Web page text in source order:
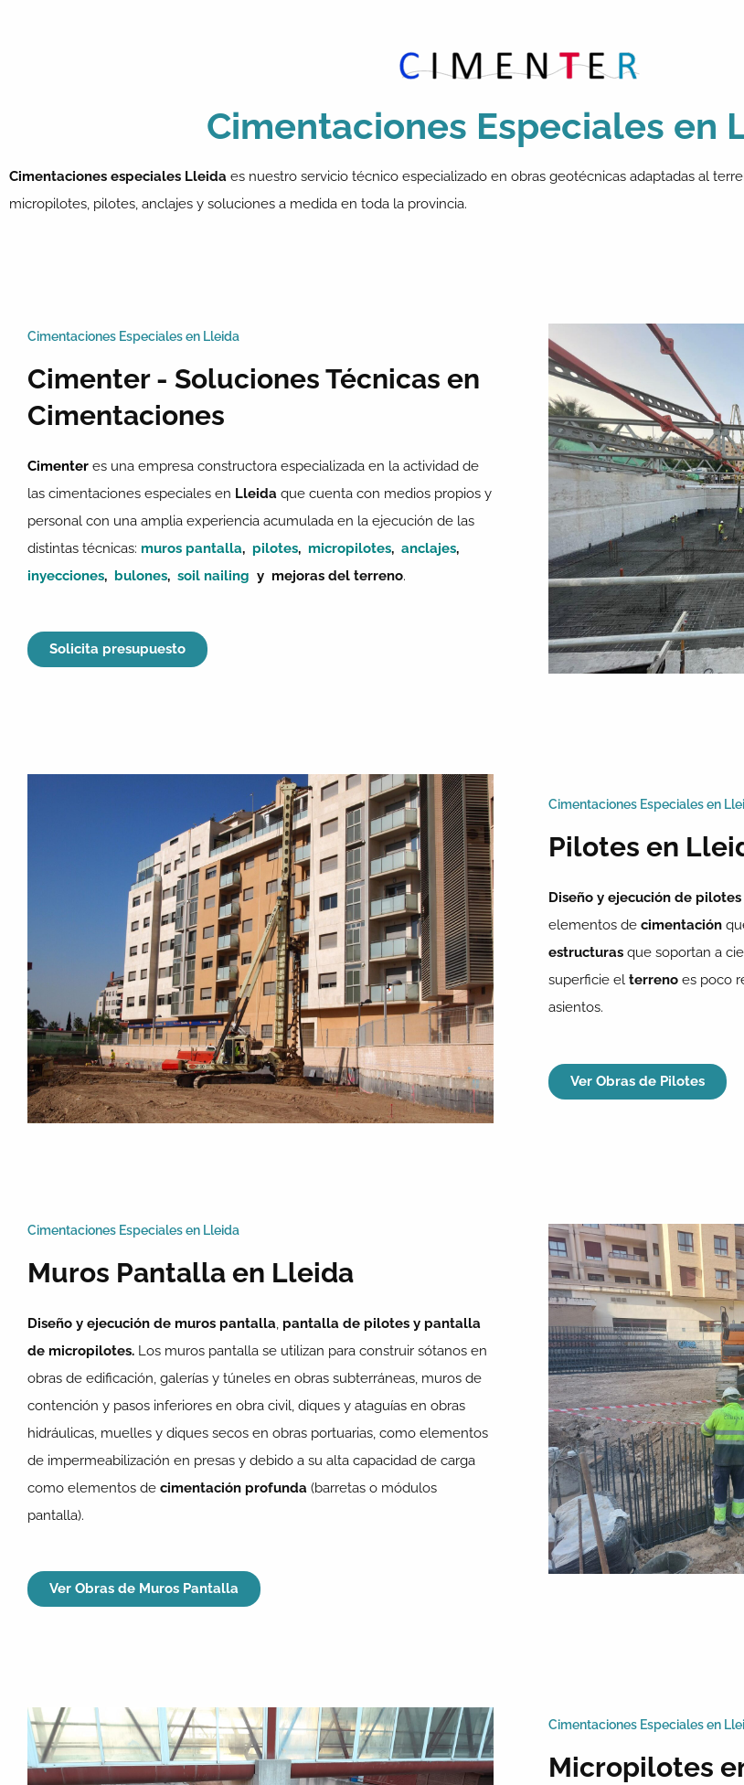
Cimentaciones Especiales en
Cimentaciones especiales Lleida es nuestro servicio técnico especializado en obras geotécnicas adaptadas al
micropilotes, pilotes, anclajes y soluciones a medida en toda la provincia.
Cimentaciones Especiales en Lleida
Cimenter - Soluciones Técnicas en
Cimentaciones
Cimenter es una empresa constructora especializada en la actividad de
las cimentaciones especiales en Lleida que cuenta con medios propios y
personal con una amplia experiencia acumulada en la ejecución de las
distintas técnicas: muros pantalla, pilotes, micropilotes, anclajes,
inyecciones, bulones, soil nailing y mejoras del terreno.
Solicita presupuesto
Cimentaciones Especiales en
Pilotes en
Diseño y ejecución de
elementos de cimentación
estructuras que soportan a
superficie el terreno es poco
asientos.
Ver Obras de Pilotes
Cimentaciones Especiales en Lleida
Muros Pantalla en Lleida
Diseño y ejecución de muros pantalla, pantalla de pilotes y pantalla
de micropilotes. Los muros pantalla se utilizan para construir sótanos en
obras de edificación, galerías y túneles en obras subterráneas, muros de
contención y pasos inferiores en obra civil, diques y ataguías en obras
hidráulicas, muelles y diques secos en obras portuarias, como elementos
de impermeabilización en presas y debido a su alta capacidad de carga
como elementos de cimentación profunda (barretas o módulos
pantalla).
Ver Obras de Muros Pantalla
Cimentaciones Especiales en
Micropilotes